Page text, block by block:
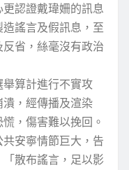
認證戴瑋姍的訊息
謠言及假訊息，至
省，絲毫沒有政治
算計進行不實攻
，經傳播及渲染
，傷害難以挽回。
安寧情節巨大，告
散布謠言，足以影